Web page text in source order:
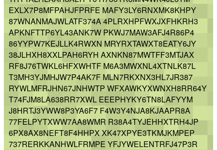
EXLX7P8MFPAHJFPRFE MAFY3LY6RNXMK8KHPY
87WNANMAJWLATF374A 4PLRXHPFWXJXFHKRH3
APKNFTTP6YL43ANK7W PKWJ7MAW3AFJ4R86P4
86YYPW7KEJLLK4RWXN MRYRXTAWXT8EATY6JY
38JLHXH8XXLPAH6RYH AXNKN87MWTFF3MTJAX
RF8J76TWKL6HFXWHTF M6A3MWXNL4XTNLK87L
T3MH3YJMHJW7P4AK7F MLN7RKXNX3HL7JR387
RYWLMFRJHN67JNHWTP WFXAWKYXWNXH8RR64Y
T74FJM8LA638RR7XWL EEEPHYKY6TN8LAFYYM
J8HRTJ3YWW8P3YA6F7 F4W3Y4NJA8KJAAPR8A
77FELPYTXWW7AA8WMR R38A4TYJEHHXTRH4JP
6PX8AX8NEFT8F4HHPX XK47XPYE3TKMJKMPEP
737RERKKANHWLFRMPE YFJYWELENTRFJ47P3R